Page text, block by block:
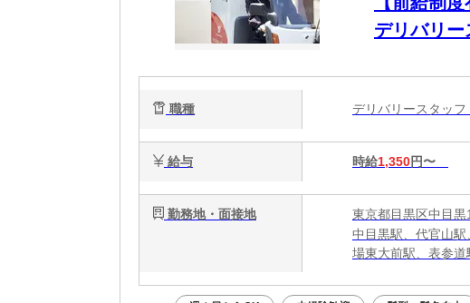
デリバリ
職種 デリバリースタッ
給与 時給1,350円〜
勤務地・面接地
東京都目黒区中目
中目黒駅、代官山
場東大前駅、表参道